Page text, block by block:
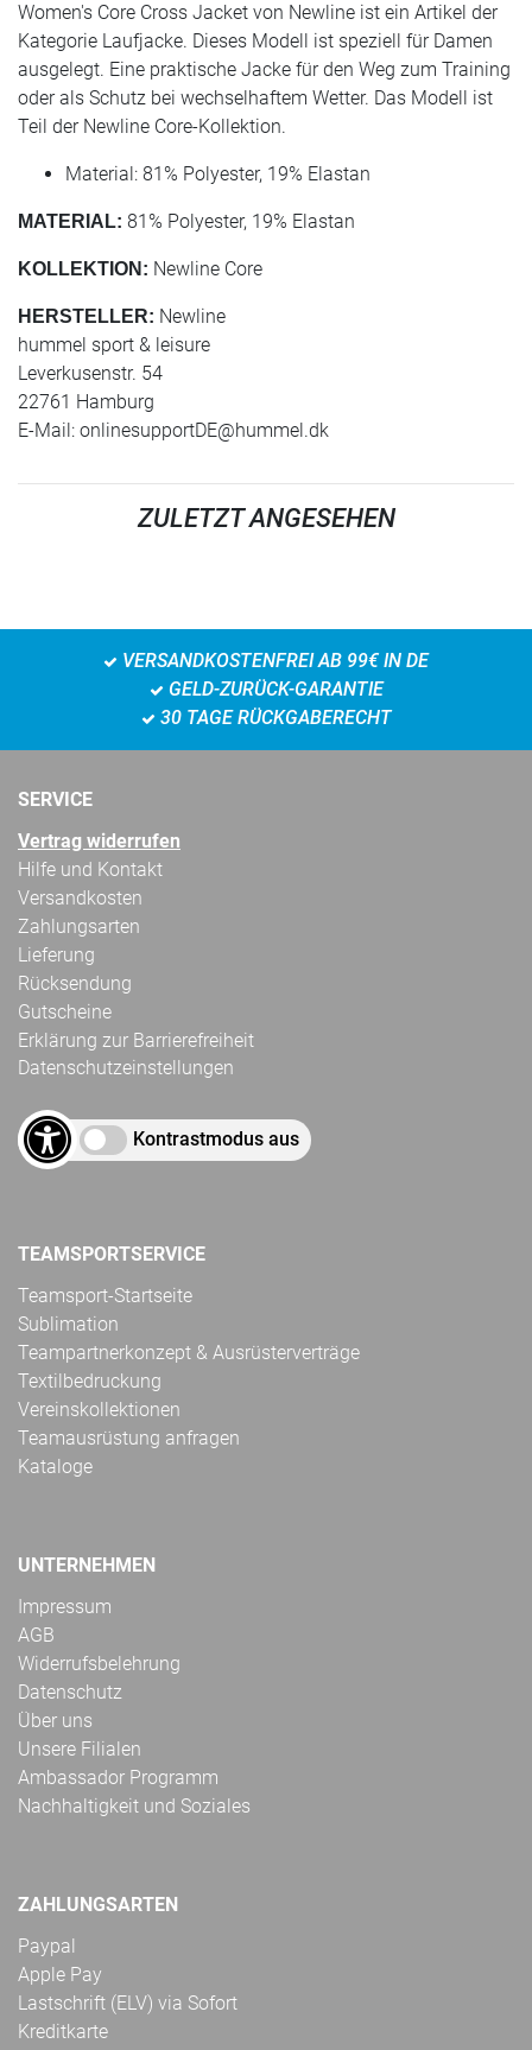
Women's Core Cross Jacket von Newline ist ein Artikel der
Kategorie Laufjacke. Dieses Modell ist speziell für Damen
ausgelegt. Eine praktische Jacke für den Weg zum Training
oder als Schutz bei wechselhaftem Wetter. Das Modell ist
Teil der Newline Core-Kollektion.
Material: 81% Polyester, 19% Elastan
MATERIAL: 81% Polyester, 19% Elastan
KOLLEKTION: Newline Core
HERSTELLER: Newline
hummel sport & leisure
Leverkusenstr. 54
22761 Hamburg
E-Mail: onlinesupportDE@hummel.dk
ZULETZT ANGESEHEN
VERSANDKOSTENFREI AB 99€ IN DE
GELD-ZURÜCK-GARANTIE
30 TAGE RÜCKGABERECHT
SERVICE
Vertrag widerrufen
Hilfe und Kontakt
Versandkosten
Zahlungsarten
Lieferung
Rücksendung
Gutscheine
Erklärung zur Barrierefreiheit
Datenschutzeinstellungen
Kontrastmodus aus
TEAMSPORTSERVICE
Teamsport-Startseite
Sublimation
Teampartnerkonzept & Ausrüsterverträge
Textilbedruckung
Vereinskollektionen
Teamausrüstung anfragen
Kataloge
UNTERNEHMEN
Impressum
AGB
Widerrufsbelehrung
Datenschutz
Über uns
Unsere Filialen
Ambassador Programm
Nachhaltigkeit und Soziales
ZAHLUNGSARTEN
Paypal
Apple Pay
Lastschrift (ELV) via Sofort
Kreditkarte